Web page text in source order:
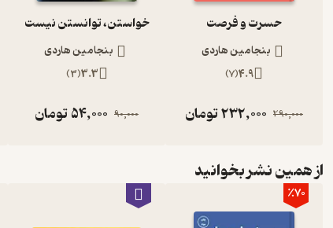
حسرت و فرصت
بنجامین هاردی
4.9
(
7
)
290,000
232,000تومان
خواستن، توانستن نیست
بنجامین هاردی
3.3
(
3
)
90,000
54,000تومان
از همین نشر بخوانید
٪70